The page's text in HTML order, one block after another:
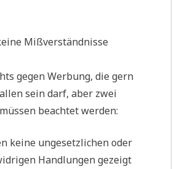
Miß­ver­ständ­nis­se
gegen Wer­bung, die gern
sein darf, aber zwei
beach­tet werden:
kei­ne unge­setz­li­chen oder
Hand­lun­gen gezeigt